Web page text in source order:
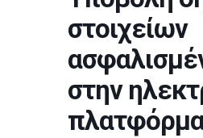
στοιχείων
στην